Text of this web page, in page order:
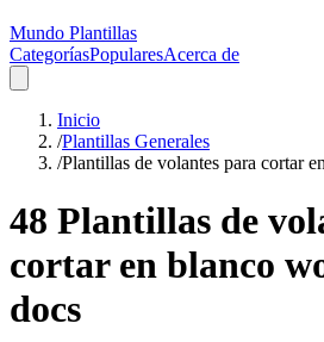
Mundo Plantillas
CategoríasPopularesAcerca de
Inicio
/Plantillas Generales
/Plantillas de volantes para cortar
48 Plantillas de
cortar en blanco
docs